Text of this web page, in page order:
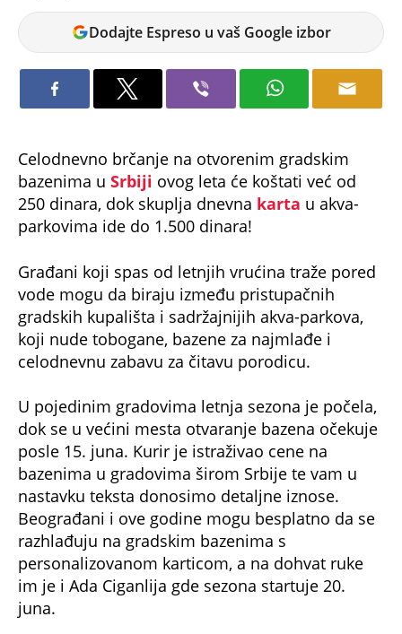
Miloš
DojčinovićDodajte Espreso u vaš Google izbor
bazenima u Srbijiovog leta će koštati već od
250 dinara, dok skuplja dnevnakarta u akva-
parkovima ide do 1.500 dinara!
vode mogu da biraju između pristupačnih
gradskih kupališta i sadržajnijih akva-parkova,
koji nude tobogane, bazene za najmlađe i
celodnevnu zabavu za čitavu porodicu.
dok se u većini mesta otvaranje bazena očekuje
posle 15. juna. Kurir je istraživao cene na
bazenima u gradovima širom Srbije te vam u
nastavku teksta donosimo detaljne iznose.
Beograđani i ove godine mogu besplatno da se
razhlađuju na gradskim bazenima s
personalizovanom karticom, a na dohvat ruke
im je i Ada Ciganlija gde sezona startuje 20.
juna.